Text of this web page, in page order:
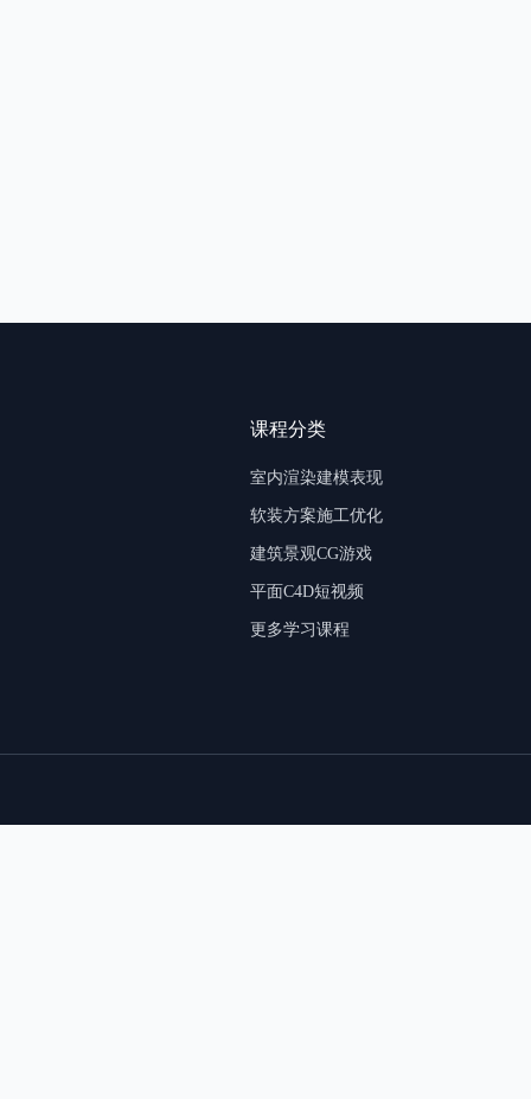
课程分类
室内渲染建模表现
软装方案施工优化
建筑景观CG游戏
平面C4D短视频
更多学习课程